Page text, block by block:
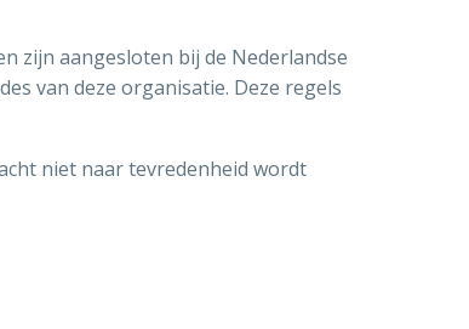
zijn aangesloten bij de Nederlandse
van deze organisatie. Deze regels
niet naar tevredenheid wordt